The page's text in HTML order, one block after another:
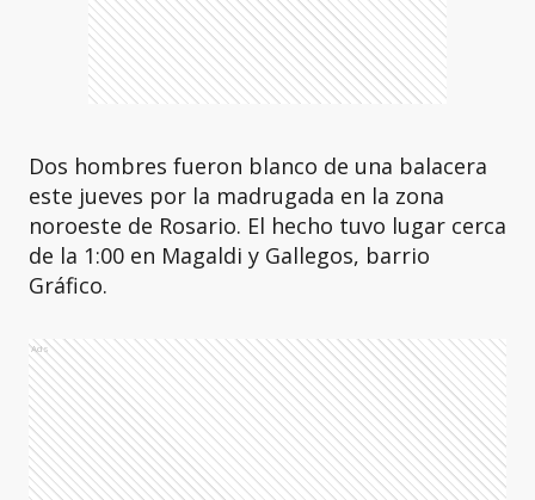
Dos hombres fueron blanco de una balacera
este jueves por la madrugada en la zona
noroeste de Rosario. El hecho tuvo lugar cerca
de la 1:00 en Magaldi y Gallegos, barrio
Gráfico.
Ads